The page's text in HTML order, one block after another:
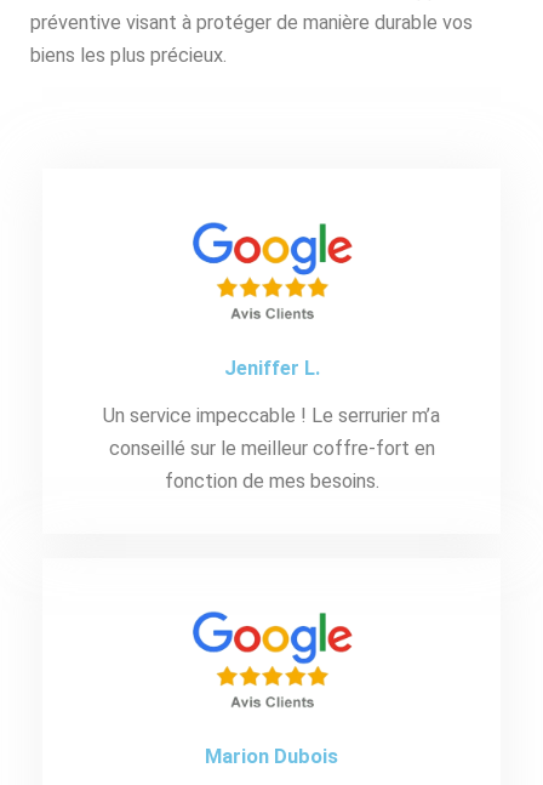
préventive visant à protéger de manière durable vos
biens les plus précieux.
Jeniffer L.
Un service impeccable ! Le serrurier m’a
conseillé sur le meilleur coffre-fort en
fonction de mes besoins.
Marion Dubois